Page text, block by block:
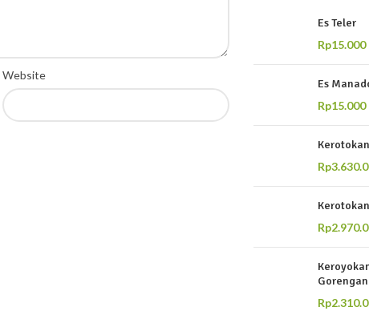
Website
Es Teler
Rp15.000
Es
Rp15.000
Rp
Rp
Rp